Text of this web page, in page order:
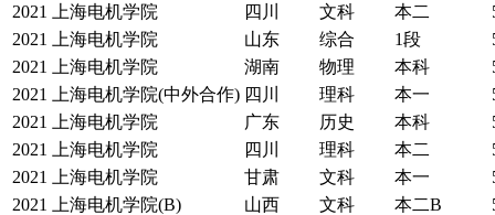
2021
上海电机学院 四川 文科 本二
2021
上海电机学院 山东 综合 1段
2021
上海电机学院 湖南 物理 本科
2021
上海电机学院(中外合作) 四川 理科 本一
2021
上海电机学院 广东 历史 本科
2021
上海电机学院 四川 理科 本二
2021
上海电机学院 甘肃 文科 本一
2021
上海电机学院(B) 山西 文科 本二B